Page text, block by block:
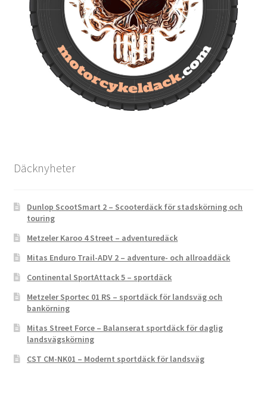
Däcknyheter
Dunlop ScootSmart 2 – Scooterdäck för stadskörning och
touring
Metzeler Karoo 4 Street – adventuredäck
Mitas Enduro Trail-ADV 2 – adventure- och allroaddäck
Continental SportAttack 5 – sportdäck
Metzeler Sportec 01 RS – sportdäck för landsväg och
bankörning
Mitas Street Force – Balanserat sportdäck för daglig
landsvägskörning
CST CM-NK01 – Modernt sportdäck för landsväg